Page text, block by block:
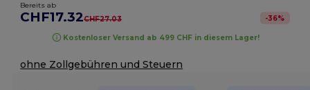
Bereits ab
CHF17.32CHF27.03 -36%
Kostenloser Versand ab 499 CHF in diesem Lager!
ohne Zollgebühren und Steuern